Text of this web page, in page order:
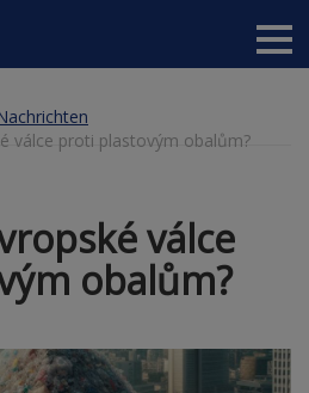
válce proti plastovým obalům?
válce
obalům?